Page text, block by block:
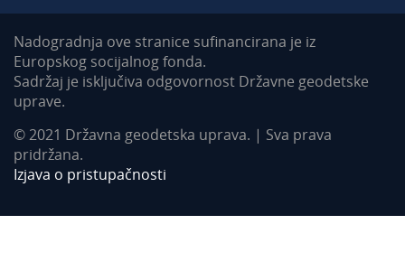
Nadogradnja ove stranice sufinancirana je iz
Europskog socijalnog fonda.
Sadržaj je isključiva odgovornost Državne geodetske
uprave.
© 2021 Državna geodetska uprava. | Sva prava
pridržana.
Izjava o pristupačnosti